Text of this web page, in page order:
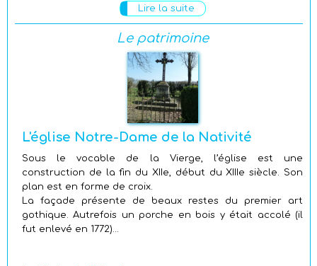
Lire la suite
Le patrimoine
L'église Notre-Dame de la Nativité
Sous le vocable de la Vierge, l’église est une
construction de la fin du XIIe, début du XIIIe siècle. Son
plan est en forme de croix.
La façade présente de beaux restes du premier art
gothique. Autrefois un porche en bois y était accolé (il
fut enlevé en 1772)...